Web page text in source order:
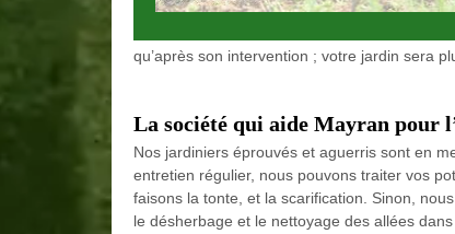
qu’après son intervention ; votre jardin sera
La société qui aide Mayran pour
Nos jardiniers éprouvés et aguerris sont en
entretien régulier, nous pouvons traiter vos
faisons la tonte, et la scarification. Sinon,
le désherbage et le nettoyage des allées